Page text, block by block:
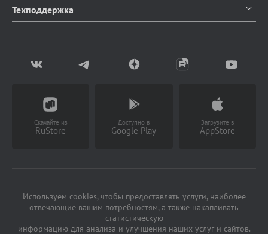
Блог
Каталог продуктов
Партнерство
Техподдержка
Скачайте из
RuStore
Доступно в
Google Play
Загрузите в
AppStore
Используем cookies, чтобы предоставлять услуги, наиболее
отвечающие вашим потребностям, а также накапливать
статистическую
информацию для анализа и улучшения наших услуг и сайтов.